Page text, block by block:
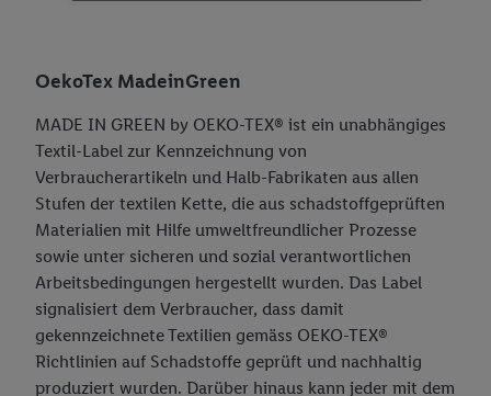
OekoTex MadeinGreen
MADE IN GREEN by OEKO-TEX® ist ein unabhängiges
Textil-Label zur Kennzeichnung von
Verbraucherartikeln und Halb-Fabrikaten aus allen
Stufen der textilen Kette, die aus schadstoffgeprüften
Materialien mit Hilfe umweltfreundlicher Prozesse
sowie unter sicheren und sozial verantwortlichen
Arbeitsbedingungen hergestellt wurden. Das Label
signalisiert dem Verbraucher, dass damit
gekennzeichnete Textilien gemäss OEKO-TEX®
Richtlinien auf Schadstoffe geprüft und nachhaltig
produziert wurden. Darüber hinaus kann jeder mit dem